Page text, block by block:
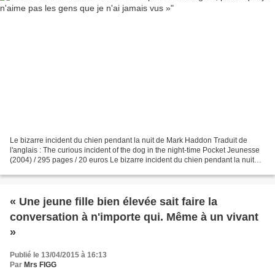
Le bizarre incident du chien pendant la nuit de Mark Haddon Traduit de
l'anglais : The curious incident of the dog in the night-time Pocket Jeunesse
(2004) / 295 pages / 20 euros Le bizarre incident du chien pendant la nuit
« Une jeune fille bien élevée sait faire la
conversation à n'importe qui. Même à un vivant
»
Publié le 13/04/2015 à 16:13
Par Mrs FIGG